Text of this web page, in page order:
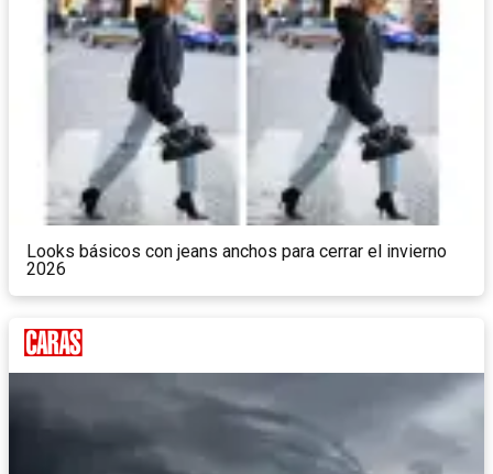
Looks básicos con jeans anchos para cerrar el invierno
2026